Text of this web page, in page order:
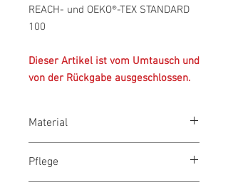
REACH- und OEKO®-TEX STANDARD
100
Dieser Artikel ist vom Umtausch und
von der Rückgabe ausgeschlossen.
Material
(50%) mit PU-Beschichtung (50%) und
antibakterieller MicroBan®-
Pflege